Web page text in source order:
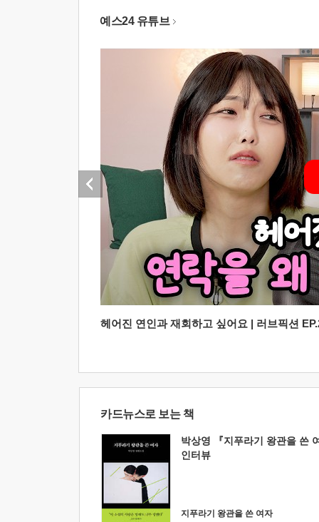
예스24 유튜브
헤어진 연인과 재회하고 싶어요 | 러브픽션
카드뉴스로 보는 책
박상영 『지푸라기 왕관을 쓴
인터뷰
지푸라기 왕관을 쓴 여자